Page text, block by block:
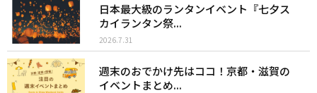
日本最大級のランタンイベント『七夕ス
カイランタン祭...
2026.7.31
週末のおでかけ先はココ！京都・滋賀の
イベントまとめ...